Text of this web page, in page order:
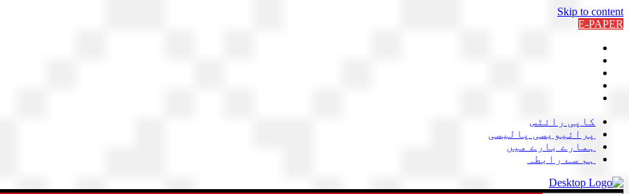
Skip to content
E-PAPER
کاپی رائٹس
پرائیویسی پالیسی
ہمارے بارے میں
ہم سے رابطہ